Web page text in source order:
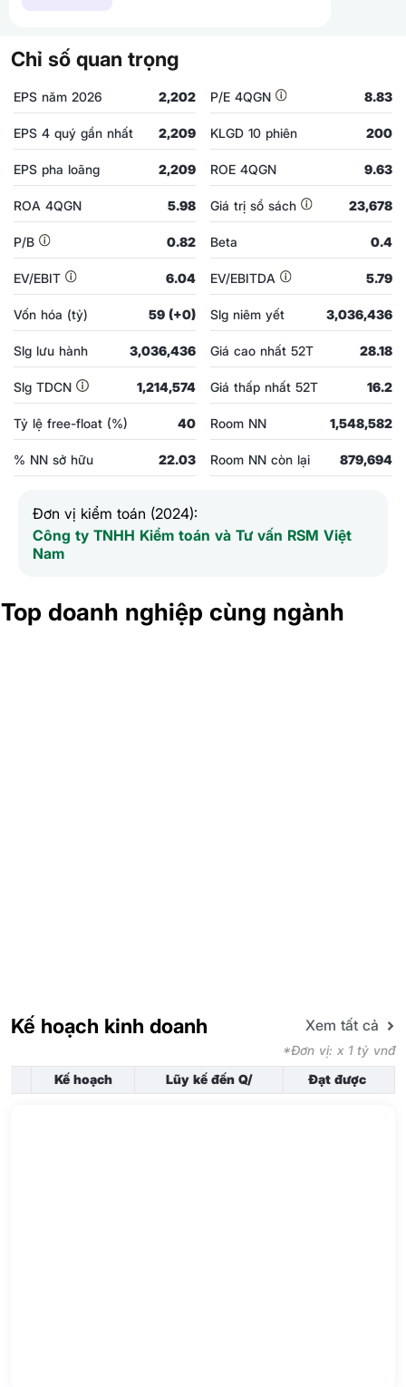
Chỉ số quan trọng
EPS năm 2026 2,202 P/E 4QGN 8.83
EPS 4 quý gần nhất 2,209 KLGD 10 phiên 200
EPS pha loãng 2,209 ROE 4QGN 9.63
ROA 4QGN 5.98 Giá trị sổ sách 23,678
P/B 0.82 Beta 0.4
EV/EBIT 6.04 EV/EBITDA 5.79
Vốn hóa (tỷ) 59 (+0) Slg niêm yết 3,036,436
Slg lưu hành 3,036,436 Giá cao nhất 52T 28.18
Slg TDCN 1,214,574 Giá thấp nhất 52T 16.2
Tỷ lệ free-float (%) 40 Room NN 1,548,582
% NN sở hữu 22.03 Room NN còn lại 879,694
Đơn vị kiểm toán (2024):
Công ty TNHH Kiểm toán và Tư vấn RSM Việt
Nam
Top doanh nghiệp cùng ngành
Kế hoạch kinh doanh Xem tất cả
*Đơn vị: x 1 tỷ vnđ
Kế hoạch
Lũy kế đến Q/ Đạt được